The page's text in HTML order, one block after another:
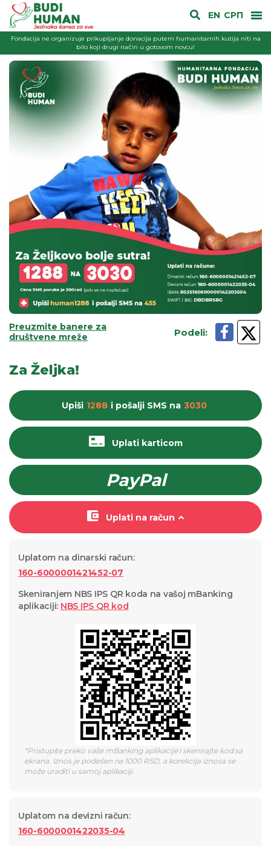
EN СРП
Fondacija ne organizuje prikupljanje donacija putem humanitarnih kutija niti na
bilo koji drugi način u gotovom novcu!
Preuzmite banere za
društvene mreže
Podeli:
Za Željka!
Uplati na račun
Uplati karticom
PayPal
Upiši 1288 i pošalji SMS na 3030
Uplatom na dinarski račun:
160-6000001421452-07
Skeniranjem NBS IPS QR koda na vašoj mBanking
aplikaciji: NBS IPS QR kod
*Pristupite preko vaše mBanking aplikacije i skenirajte kod sa
ekrana. Iznos je podešen na 1000 RSD, a korekcija iznosa se
može uraditi u samoj aplikaciji.
Uplatom na devizni račun:
160-6000001422035-04